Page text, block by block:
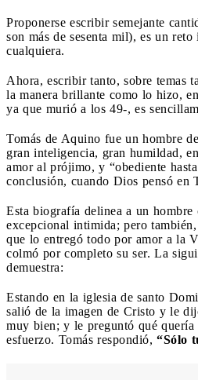
Proponerse escribir semejante
son más de sesenta mil), es un reto
cualquiera.
Ahora, escribir tanto, sobre temas
la manera brillante como lo hizo,
ya que murió a los 49-, es
Tomás de Aquino fue un hombre
gran inteligencia, gran humildad,
amor al prójimo, y “obediente
conclusión, cuando Dios pensó en
Esta biografía delinea a un hombre
excepcional intimida; pero
que lo entregó todo por amor a la
colmó por completo su ser. La
demuestra:
Estando en la iglesia de santo
salió de la imagen de Cristo y le
muy bien; y le preguntó qué quería
esfuerzo. Tomás respondió, “Sólo